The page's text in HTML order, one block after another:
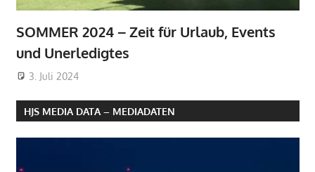
SOMMER 2024 – Zeit für Urlaub, Events
und Unerledigtes
3. Juli 2024
HJS MEDIA DATA – MEDIADATEN